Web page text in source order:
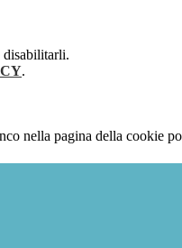
disabilitarli.
.
nella pagina della cookie